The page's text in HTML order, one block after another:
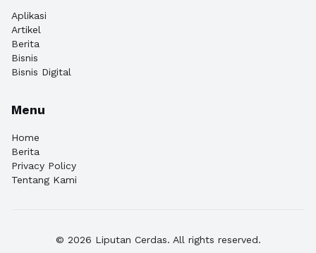
Aplikasi
Artikel
Berita
Bisnis
Bisnis Digital
Menu
Home
Berita
Privacy Policy
Tentang Kami
© 2026 Liputan Cerdas. All rights reserved.